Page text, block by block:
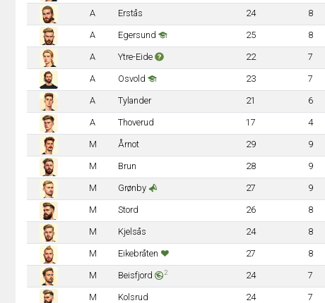
A Erstås 24 8
A Egersund 25 8
A Ytre-Eide 22 7
A Osvold 23 7
A Tylander 21 6
A Thoverud 17 4
M Årnot 29 9
M Brun 28 9
M Grønby 27 9
M Stord 26 8
M Kjelsås 24 8
M Eikebråten 27 8
M Beisfjord 2 24 7
M Kolsrud 24 7